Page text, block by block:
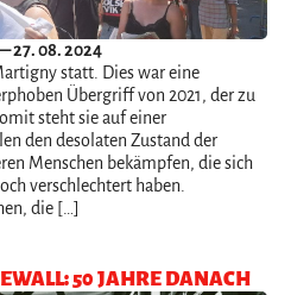
27. 08. 2024
statt. Dies war eine
Übergriff von 2021, der zu
steht sie auf einer
den desolaten Zustand der
Menschen bekämpfen, die sich
verschlechtert haben.
die […]
50 JAHRE DANACH